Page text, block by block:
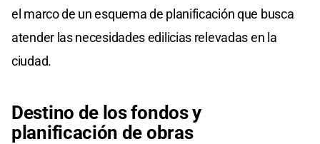
el marco de un esquema de planificación que busca
atender las necesidades edilicias relevadas en la
ciudad.
Destino de los fondos y
planificación de obras